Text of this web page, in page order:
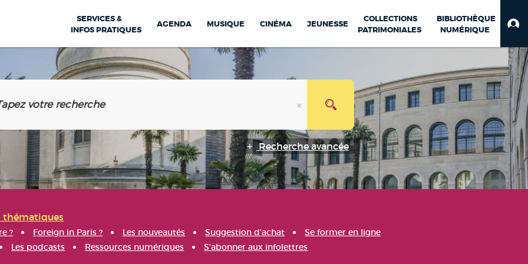
SERVICES &
INFOS PRATIQUES
AGENDA MUSIQUE CINÉMA JEUNESSE
COLLECTIONS
PATRIMONIALES
BIBLIOTHÈQUE
NUMÉRIQUE
Recherche avancée
thématiques
? Foreign in Paris ? Les nouveautés Suggestion d'achat
Se former en ligne
Les podcasts Ressources numériques S'abonner aux infolettres